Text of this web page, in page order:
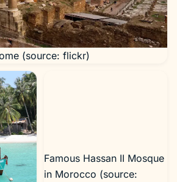
(source: flickr)
Famous Hassan II Mosque
in Morocco (source: